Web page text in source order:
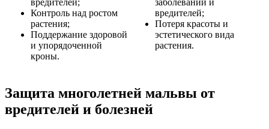
вредителей;
Контроль над ростом
растения;
Поддержание здоровой
и упорядоченной
кроны.
заболеваний и
вредителей;
Потеря красоты и
эстетического вида
растения.
Защита многолетней мальвы от
вредителей и болезней